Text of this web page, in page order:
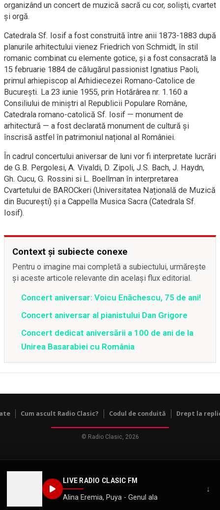
LIVE RADIO CLASIC FM
Alina Eremia, Puya - Genul ala
↓
organizând un concert de muzică sacră cu cor, soliști, cvartet
și orgă.
Catedrala Sf. Iosif a fost construită între anii 1873-1883 după
planurile arhitectului vienez Friedrich von Schmidt, în stil
romanic combinat cu elemente gotice, și a fost consacrată la
15 februarie 1884 de călugărul passionist Ignatius Paoli,
primul arhiepiscop al Arhidiecezei Romano-Catolice de
București. La 23 iunie 1955, prin Hotărârea nr. 1.160 a
Consiliului de miniștri al Republicii Populare Române,
Catedrala romano-catolică Sf. Iosif — monument de
arhitectură — a fost declarată monument de cultură și
înscrisă astfel în patrimoniul național al României.
În cadrul concertului aniversar de luni vor fi interpretate lucrări
de G.B. Pergolesi, A. Vivaldi, D. Zipoli, J.S. Bach, J. Haydn,
Gh. Cucu, G. Rossini si L. Boellman în interpretarea
Cvartetului de BAROCkeri (Universitatea Națională de Muzică
din București) și a Cappella Musica Sacra (Catedrala Sf.
Iosif).
Context și subiecte conexe
Pentru o imagine mai completă a subiectului, urmărește
și aceste articole relevante din același flux editorial.
Concert aniversar: Voicu Enăchescu, 75 de ani!
Concert aniversar al pianistului Dan Grigore
Concert dedicat aniversării a 100 de ani de la
Unirea Basarabiei cu România
Cum ascult Radio Clasic? Codul de conduită Drept la
© Radio Clasic, 2026